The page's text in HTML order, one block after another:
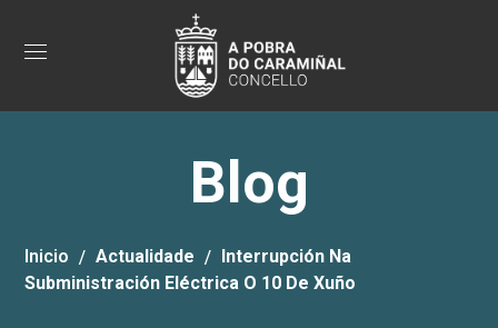
Blog
Inicio Actualidade
Interrupción Na
Subministración Eléctrica O 10 De Xuño